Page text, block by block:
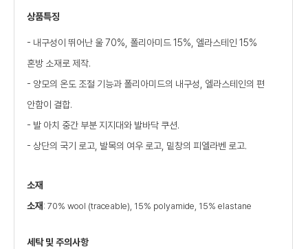
상품특징
- 내구성이 뛰어난 울 70%, 폴리아미드 15%, 엘라스테인 15%
혼방 소재로 제작.
- 양모의 온도 조절 기능과 폴리아미드의 내구성, 엘라스테인의 편
안함이 결합.
- 발 아치 중간 부분 지지대와 발바닥 쿠션.
- 상단의 국기 로고, 발목의 여우 로고, 밑창의 피엘라벤 로고.
소재
소재 : 70% wool (traceable), 15% polyamide, 15% elastane
세탁 및 주의사항